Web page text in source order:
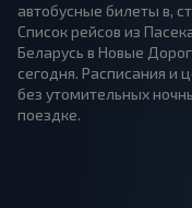
автобусные билеты в,
Список рейсов из
Беларусь в Новые
сегодня. Расписания и
без утомительных
поездке.